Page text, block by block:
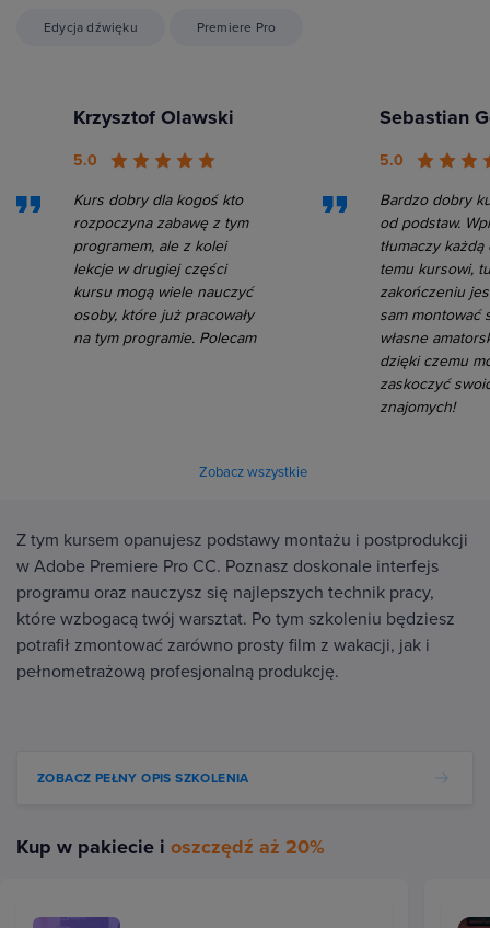
Edycja dźwięku Premiere Pro
Krzysztof Olawski
5.0
Kurs dobry dla kogoś kto
rozpoczyna zabawę z tym
programem, ale z kolei
lekcje w drugiej części
kursu mogą wiele nauczyć
osoby, które już pracowały
na tym programie. Polecam
Sebastian
5.0
Bardzo dobry
od podstaw.
tłumaczy
temu kursowi,
zakończeniu
sam montować
własne
dzięki czemu
zaskoczyć
znajomych!
Zobacz wszystkie
Z tym kursem opanujesz podstawy montażu i postprodukcji
w Adobe Premiere Pro CC. Poznasz doskonale interfejs
programu oraz nauczysz się najlepszych technik pracy,
które wzbogacą twój warsztat. Po tym szkoleniu będziesz
potrafił zmontować zarówno prosty film z wakacji, jak i
pełnometrażową profesjonalną produkcję.
ZOBACZ PEŁNY OPIS SZKOLENIA
Kup w pakiecie i oszczędź aż 20%